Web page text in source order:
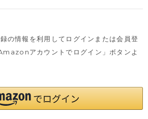
情報を利用してログインまたは会員登
Amazonアカウントでログイン」ボタンよ